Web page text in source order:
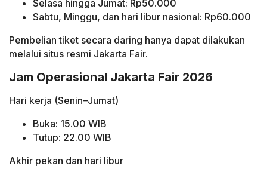
Selasa hingga Jumat: Rp50.000
Sabtu, Minggu, dan hari libur nasional: Rp60.000
Pembelian tiket secara daring hanya dapat dilakukan
melalui situs resmi Jakarta Fair.
Jam Operasional Jakarta Fair 2026
Hari kerja (Senin–Jumat)
Buka: 15.00 WIB
Tutup: 22.00 WIB
Akhir pekan dan hari libur